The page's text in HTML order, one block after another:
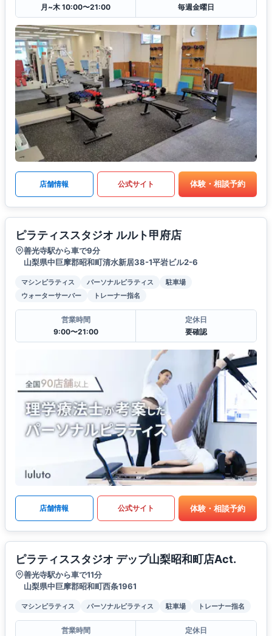
月~木 10:00〜21:00 毎週金曜日
店舗情報 公式サイト 体験・相談予約
ピラティススタジオ ルルト甲府店
善光寺駅から車で9分
山梨県中巨摩郡昭和町清水新居38-1平岩ビル2-6
マシンピラティス パーソナルピラティス
駐車場
ウォーターサーバー
トレーナー指名
営業時間
9:00〜21:00
定休日
要確認
店舗情報 公式サイト 体験・相談予約
ピラティススタジオ デップ山梨昭和町店Act.
善光寺駅から車で11分
山梨県中巨摩郡昭和町西条1961
マシンピラティス パーソナルピラティス 駐車場 トレーナー指名
営業時間
定休日